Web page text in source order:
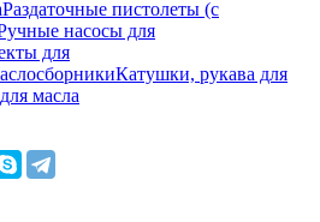
Раздаточные пистолеты (с
насосы для
для
Катушки, рукава для
масла